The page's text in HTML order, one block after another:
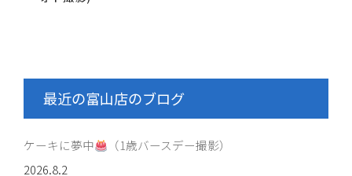
最近の富山店のブログ
ケーキに夢中
（1歳バースデー撮影）
2026.8.2